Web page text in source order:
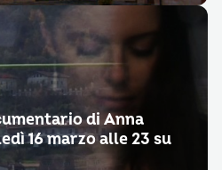
di Anna
16 marzo alle 23 su